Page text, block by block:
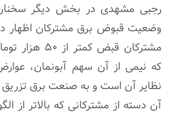
رجبی مشهدی در بخش دیگر سخنان
مشترکان قبض
که نیمی از آن سهم آبونمان،
نظایر آن است و به صنعت برق
آن دسته از مشترکانی که بالاتر از